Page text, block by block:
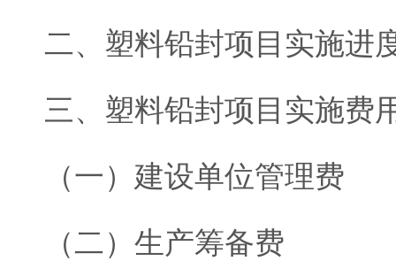
二、塑料铅封项目实施进
三、塑料铅封项目实施费
（一）建设单位管理费
（二）生产筹备费